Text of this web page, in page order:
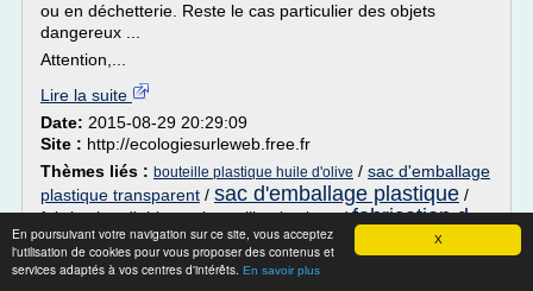
X
En poursuivant votre navigation sur ce site, vous acceptez
l'utilisation de cookies pour vous proposer des contenus et
services adaptés à vos centres d'intérêts. En savoir plus
ou en déchetterie. Reste le cas particulier des objets
dangereux ...
Attention,...
Lire la suite
Date: 2015-08-29 20:29:09
Site : http://ecologiesurleweb.free.fr
Thèmes liés : bouteille plastique huile d'olive / sac d'emballage
plastique transparent / sac d'emballage plastique /
fabrication d'objet en bouteille plastique/fabrication d
une bouteille plastique
Collecte des déchets - Communauté des